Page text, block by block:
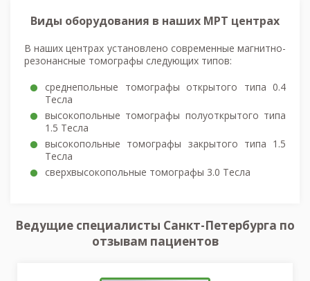
Виды оборудования в наших МРТ центрах
В наших центрах установлено современные магнитно-
резонансные томографы следующих типов:
среднепольные томографы открытого типа 0.4
Тесла
высокопольные томографы полуоткрытого типа
1.5 Тесла
высокопольные томографы закрытого типа 1.5
Тесла
сверхвысокопольные томографы 3.0 Тесла
Ведущие специалисты Санкт-Петербурга по
отзывам пациентов